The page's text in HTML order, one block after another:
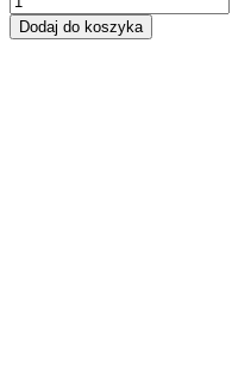
Dodaj do koszyka